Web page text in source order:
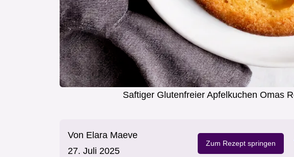
Saftiger Glutenfreier Apfelkuchen Omas
Von Elara Maeve
27. Juli 2025
Zum Rezept springen